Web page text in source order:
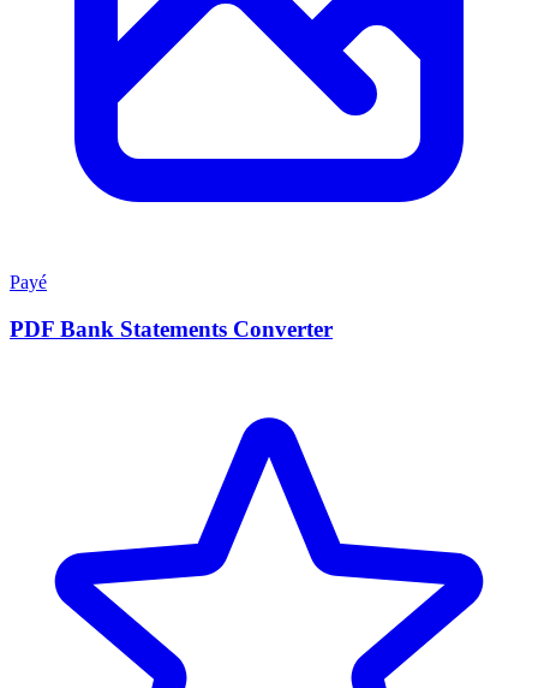
Payé
PDF Bank Statements Converter